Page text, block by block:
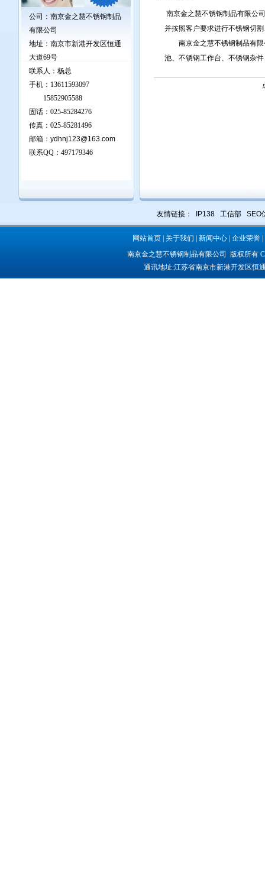
公司：南京金之慧不锈钢制品
有限公司
地址： 南京市新港开发区恒通
大道69号
联系人：杨总
手机：13611593097
15852905588
固话：025-85284276
传真：025-85281496
邮箱： ydhnj123@163.com
联系QQ： 497179346
南京金之慧不锈钢制品有限公
并按照客户要求进行不锈钢切
南京金之慧不锈钢制品有限
池、不锈钢工作台、不锈钢杂
友情链接： IP138 工信部 SEO
网站首页 关于我们 新闻中心 企业荣誉
南京金之慧不锈钢制品有限公司
版权所有
通讯地址:江苏省南京市新港开发区恒